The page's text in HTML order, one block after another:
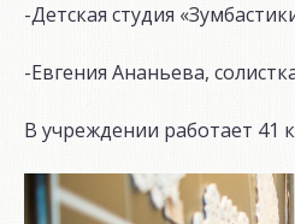
-Детская студия
-Евгения Ананьева,
В учреждении работает